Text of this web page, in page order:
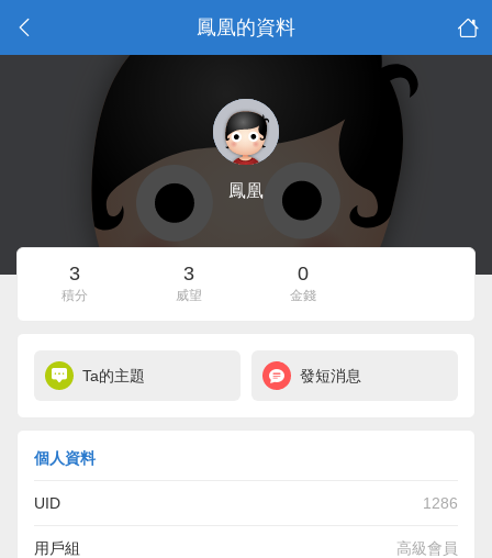
鳳凰的資料
鳳凰
3
積分
3
威望
0
金錢
Ta的主題 發短消息
個人資料
UID 1286
用戶組 高級會員